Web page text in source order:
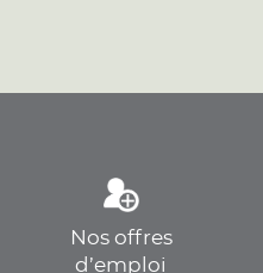
Nos offres
d’emploi